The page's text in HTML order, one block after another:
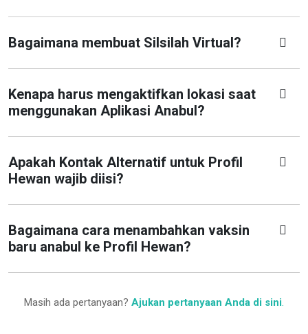
Bagaimana membuat Silsilah Virtual?
Kenapa harus mengaktifkan lokasi saat
menggunakan Aplikasi Anabul?
Apakah Kontak Alternatif untuk Profil
Hewan wajib diisi?
Bagaimana cara menambahkan vaksin
baru anabul ke Profil Hewan?
Masih ada pertanyaan? Ajukan pertanyaan Anda di sini.